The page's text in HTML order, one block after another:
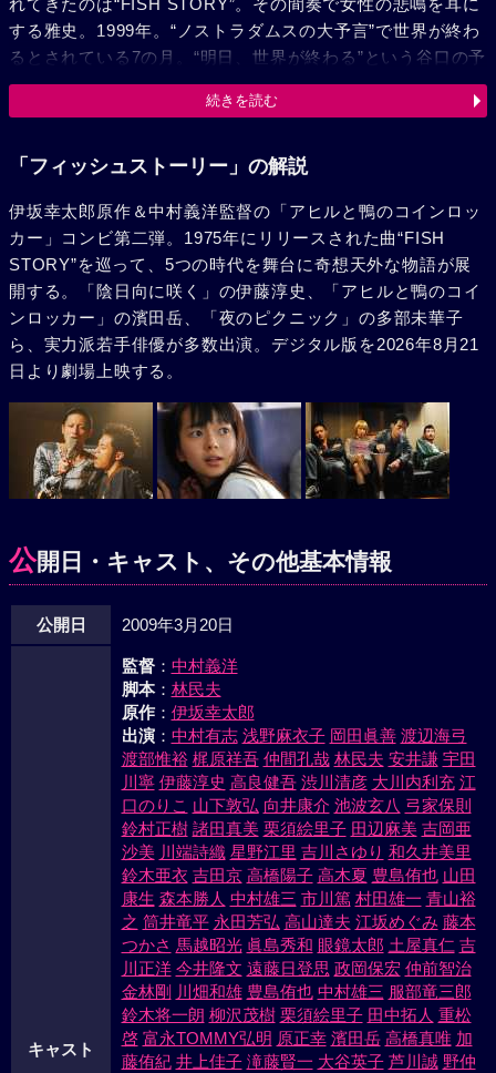
れてきたのは“FISH STORY”。その間奏で女性の悲鳴を耳に
する雅史。1999年。“ノストラダムスの大予言”で世界が終わ
るとされている7の月。“明日、世界が終わる”という谷口の予
言を信じて人々が集まる。だが、翌日も太陽は燦燦と輝いて
いた。人々に責められた谷口は“2012年に、世界の終わりが
ていかれた女子高生、麻美（多部未華子）。泣きじゃくって
かったと語るコック（森山未來）。そのとき、フェリーがシ
ージャックされる。1975年。解散直前のパンクバンド“逆
鱗”。メンバーはベースでリーダーの繁樹（伊藤淳史）、ボ
ーカルの五郎（高良健吾）、ギターの亮二（大川内利充）。
彼らの最後のレコーディング曲は“FISH STORY”。再び2012
年。彗星の衝突が迫る中、正義の味方、売れなかったレコー
ド、世界の終わり。全く関連性のないように見えた全ての出
来事が、“FISH STORY”を通して一つにつながったとき、世
界を救う……？
続きを読む
「フィッシュストーリー」の解説
伊坂幸太郎原作＆中村義洋監督の「アヒルと鴨のコインロッ
カー」コンビ第二弾。1975年にリリースされた曲“FISH
STORY”を巡って、5つの時代を舞台に奇想天外な物語が展
開する。「陰日向に咲く」の伊藤淳史、「アヒルと鴨のコイ
ンロッカー」の濱田岳、「夜のピクニック」の多部未華子
ら、実力派若手俳優が多数出演。デジタル版を2026年8月21
日より劇場上映する。
公開日・キャスト、その他基本情報
公開日 2009年3月20日
キャスト
監督： 中村義洋
脚本： 林民夫
原作： 伊坂幸太郎
出演： 中村有志 浅野麻衣子 岡田眞善 渡辺海弓
渡部惟裕 梶原祥吾 仲間孔哉 林民夫 安井謙 宇田
川寧 伊藤淳史 高良健吾 渋川清彦 大川内利充 江
口のりこ 山下敦弘 向井康介 池波玄八 弓家保則
鈴村正樹 諸田真美 栗須絵里子 田辺麻美 吉岡亜
沙美 川端詩織 星野江里 吉川さゆり 和久井美里
鈴木亜衣 吉田京 高橋陽子 高木夏 豊島侑也 山田
康生 森本勝人 中村雄三 市川篤 村田雄一 青山裕
之 筒井竜平 永田芳弘 高山達夫 江坂めぐみ 藤本
つかさ 馬越昭光 眞島秀和 眼鏡太郎 土屋真仁 吉
川正洋 今井隆文 遠藤日登思 政岡保宏 仲前智治
金林剛 川畑和雄 豊島侑也 中村雄三 服部竜三郎
鈴木将一朗 柳沢茂樹 栗須絵里子 田中拓人 重松
啓 富永TOMMY弘明 原正幸 濱田岳 高橋真唯 加
藤侑紀 井上佳子 滝藤賢一 大谷英子 芦川誠 野仲